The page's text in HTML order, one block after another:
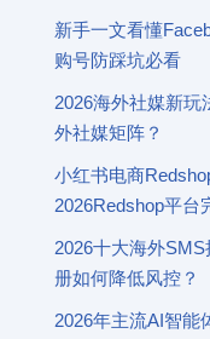
新手一文看懂
购号防踩坑必看
2026海外社媒新玩
外社媒矩阵？
小红书电商
2026Redshop平台
2026十大海外
册如何降低风控？
2026年主流AI智能